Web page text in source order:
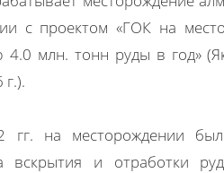
с проектом «ГОК на
4.0 млн. тонн руды в год»
гг. на месторождении
вскрытия и отработки